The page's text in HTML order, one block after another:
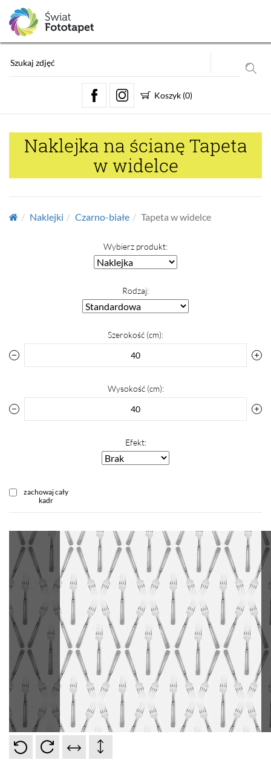
Koszyk (0)
Naklejka na ścianę Tapeta
w widelce
Naklejki Czarno-białe Tapeta w widelce
Wybierz produkt:
Rodzaj:
Szerokość (cm):
Wysokość (cm):
Efekt:
zachowaj cały
kadr